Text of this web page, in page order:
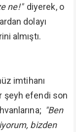
ne!" diyerek, o
dolayı
almıştı.
imtihanı
şeyh efendi son
"Ben
bizden